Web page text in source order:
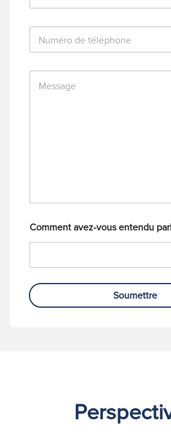
u
e
l
N
m
n
M
Comment avez-vous entendu
Soumettre